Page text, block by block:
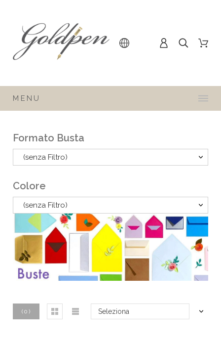
MENU
Formato Busta
(senza Filtro)
Colore
(senza Filtro)
( 0 ) Seleziona